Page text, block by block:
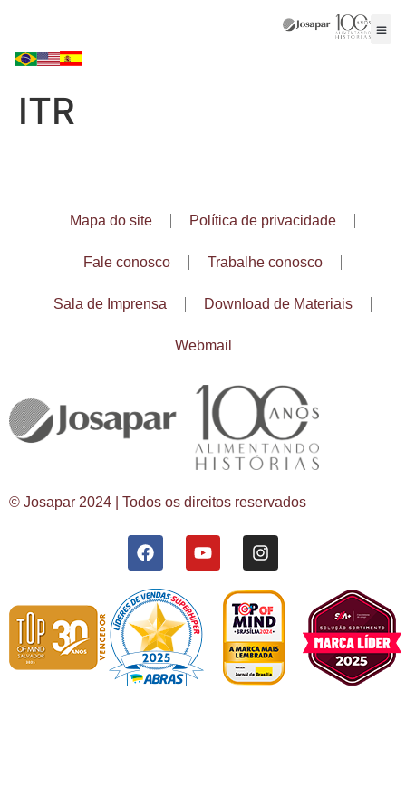
ITR
Mapa do site Política de privacidade
Fale conosco Trabalhe conosco
Sala de Imprensa Download de Materiais
Webmail
© Josapar 2024 | Todos os direitos reservados